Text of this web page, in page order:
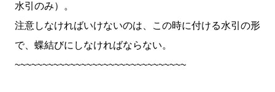
水引のみ）。
注意しなければいけないのは、この時に付ける水引の形
で、蝶結びにしなければならない。
~~~~~~~~~~~~~~~~~~~~~~~~~~~~~~~